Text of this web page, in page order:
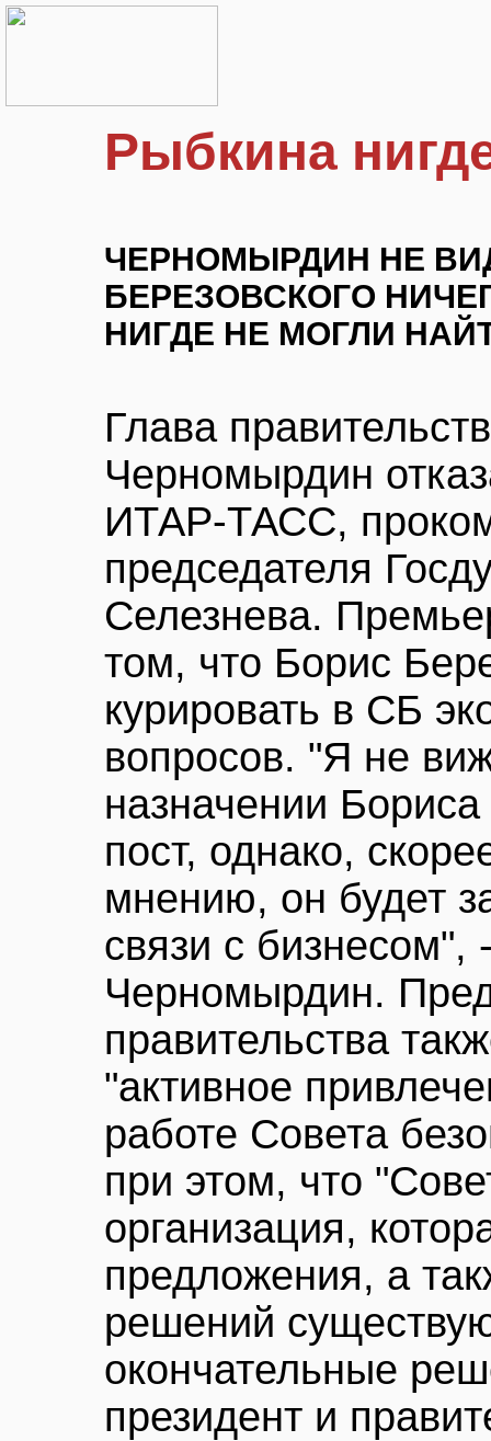
Рыбкина
ЧЕРНОМЫРДИН НЕ
БЕРЕЗОВСКОГО
НИГДЕ НЕ МОГЛИ
Глава
Черномырдин
ИТАР-ТАСС,
председателя
Селезнева.
том, что Борис
курировать в СБ
вопросов. "Я не
назначении Бориса
пост, однако,
мнению, он будет
связи с бизнесом",
Черномырдин.
правительства
"активное
работе Совета
при этом, что
организация,
предложения, а
решений
окончательные
президент и